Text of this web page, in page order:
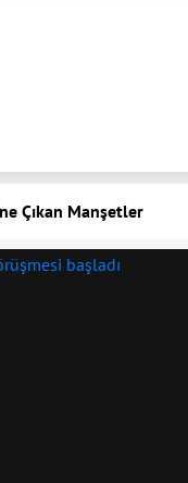
Çıkan Manşetler